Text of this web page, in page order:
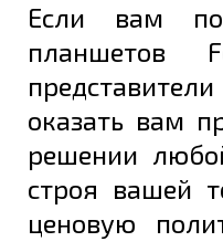
Если вам
планшетов
оказать вам
решении
строя вашей
ценовую